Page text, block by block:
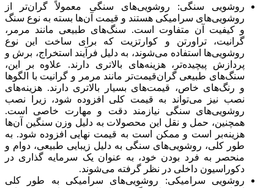
روشویی سنگی: روشویی‌های سنگی معمولاً گران‌تر از
روشویی‌های سرامیکی هستند و قیمت آن‌ها بسته به نوع سنگ
و کیفیت آن متفاوت است. سنگ‌های طبیعی مانند مرمر،
گرانیت، تراورتن و کوارتزیت که برای ساخت این نوع
روشویی‌ها استفاده می‌شوند، به دلیل فرآیند استخراج، برش و
پردازش پیچیده‌تر، هزینه‌های بالاتری دارند. علاوه بر این،
سنگ‌های طبیعی گران‌قیمت‌تر مانند مرمر و گرانیت با الگوها
و رنگ‌های خاص، قیمت‌های بسیار بالاتری دارند. هزینه‌های
نصب نیز می‌تواند به قیمت کلی افزوده شود، زیرا نصب
روشویی‌های سنگی نیازمند دقت و مهارت خاصی است.
همچنین، حمل و نقل این محصولات به دلیل وزن سنگین آن‌ها
هزینه‌بر است و ممکن است به قیمت نهایی افزوده شود. به
طور کلی، روشویی‌های سنگی به دلیل زیبایی طبیعی، دوام و
منحصر به فرد بودن خود، به عنوان یک سرمایه‌ گذاری در
دکوراسیون داخلی در نظر گرفته می‌شوند.
روشویی سرامیکی: روشویی‌های سرامیکی به طور کلی